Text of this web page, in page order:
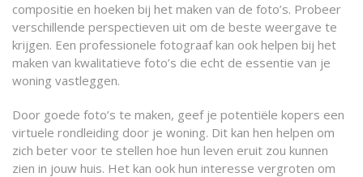
compositie en hoeken bij het maken van de foto’s. Probeer
verschillende perspectieven uit om de beste weergave te
krijgen. Een professionele fotograaf kan ook helpen bij het
maken van kwalitatieve foto’s die echt de essentie van je
woning vastleggen.
Door goede foto’s te maken, geef je potentiële kopers een
virtuele rondleiding door je woning. Dit kan hen helpen om
zich beter voor te stellen hoe hun leven eruit zou kunnen
zien in jouw huis. Het kan ook hun interesse vergroten om